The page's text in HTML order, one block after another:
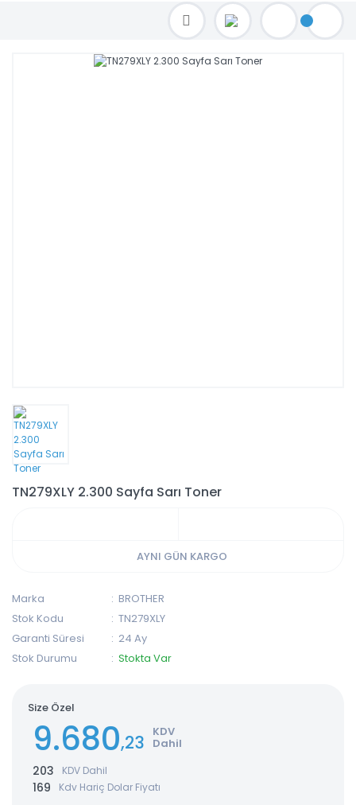
TOPTAN FİYAT ALMAK İÇİN satis@toptanbilgisayar.net MAİL ATINIZ.
SİPARİŞLERİNİZİ AYNI GÜN KARGO İLE GÖNDERİYORUZ!
TN279XLY 2.300 Sayfa Sarı Toner
AYNI GÜN KARGO
Marka
BROTHER
Stok Kodu
TN279XLY
Garanti Süresi
24 Ay
Stok Durumu
Stokta Var
Size Özel
9.680,23 KDV
Dahil
203 KDV Dahil
169 Kdv Hariç Dolar Fiyatı